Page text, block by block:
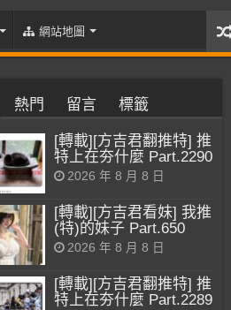
網站地圖
熱門 留言 標籤
[轉載][方吉君翻推特] 推
特上在夯什麼 Part.2290
2026 年 8 月 8 日
[轉載][方吉君看妹] 我推
(特)的妹子 Part.650
2026 年 8 月 8 日
[轉載][方吉君翻推特] 推
特上在夯什麼 Part.2289